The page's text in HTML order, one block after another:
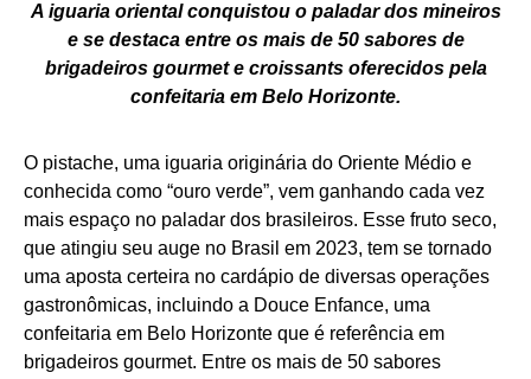
A iguaria oriental conquistou o paladar dos mineiros
e se destaca entre os mais de 50 sabores de
brigadeiros gourmet e croissants oferecidos pela
confeitaria em Belo Horizonte.
O pistache, uma iguaria originária do Oriente Médio e
conhecida como “ouro verde”, vem ganhando cada vez
mais espaço no paladar dos brasileiros. Esse fruto seco,
que atingiu seu auge no Brasil em 2023, tem se tornado
uma aposta certeira no cardápio de diversas operações
gastronômicas, incluindo a Douce Enfance, uma
confeitaria em Belo Horizonte que é referência em
brigadeiros gourmet. Entre os mais de 50 sabores